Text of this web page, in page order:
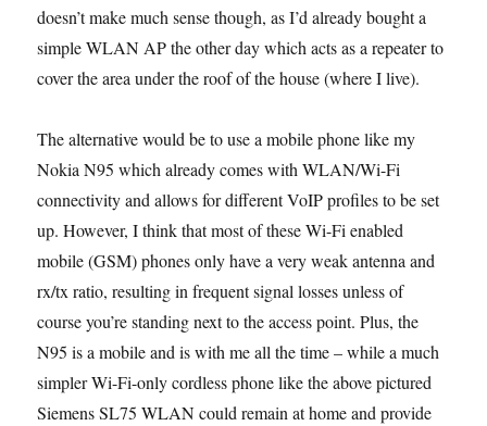
doesn’t make much sense though, as I’d already bought a
simple WLAN AP the other day which acts as a repeater to
cover the area under the roof of the house (where I live).
The alternative would be to use a mobile phone like my
Nokia N95 which already comes with WLAN/Wi-Fi
connectivity and allows for different VoIP profiles to be set
up. However, I think that most of these Wi-Fi enabled
mobile (GSM) phones only have a very weak antenna and
rx/tx ratio, resulting in frequent signal losses unless of
course you’re standing next to the access point. Plus, the
N95 is a mobile and is with me all the time – while a much
simpler Wi-Fi-only cordless phone like the above pictured
Siemens SL75 WLAN could remain at home and provide